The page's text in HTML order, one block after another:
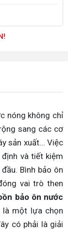
nóng không chỉ
sang các cơ
sản xuất... Việc
và tiết kiệm
Bình bảo ôn
vai trò then
bảo ôn nước
một lựa chọn
có phải là giải